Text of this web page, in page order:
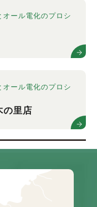
オール電化のプロシ
オール電化のプロシ
の里店